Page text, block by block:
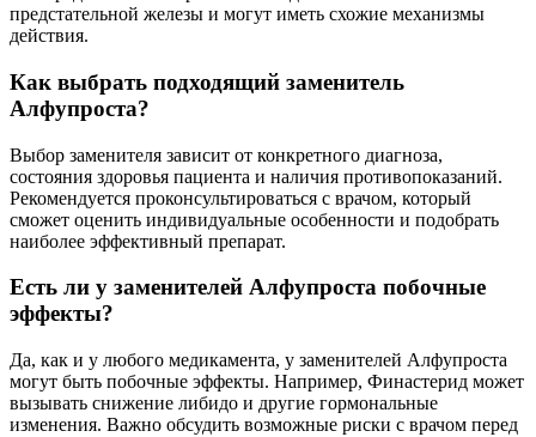
предстательной железы и могут иметь схожие механизмы
действия.
Как выбрать подходящий заменитель
Алфупроста?
Выбор заменителя зависит от конкретного диагноза,
состояния здоровья пациента и наличия противопоказаний.
Рекомендуется проконсультироваться с врачом, который
сможет оценить индивидуальные особенности и подобрать
наиболее эффективный препарат.
Есть ли у заменителей Алфупроста побочные
эффекты?
Да, как и у любого медикамента, у заменителей Алфупроста
могут быть побочные эффекты. Например, Финастерид может
вызывать снижение либидо и другие гормональные
изменения. Важно обсудить возможные риски с врачом перед